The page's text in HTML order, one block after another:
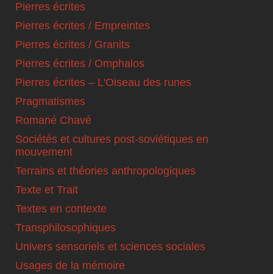
Pierres écrites
Pierres écrites / Empreintes
Pierres écrites / Granits
Pierres écrites / Omphalos
Pierres écrites – L'Oiseau des runes
Pragmatismes
Romané Chavé
Sociétés et cultures post-soviétiques en
mouvement
Terrains et théories anthropologiques
Texte et Trait
Textes en contexte
Transphilosophiques
Univers sensoriels et sciences sociales
Usages de la mémoire